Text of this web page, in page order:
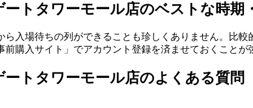
トタワーモール店のベストな時期
入場待ちの列ができることも珍しくありません。比
購入サイト」でアカウント登録を済ませておくことが
トタワーモール店のよくある質問